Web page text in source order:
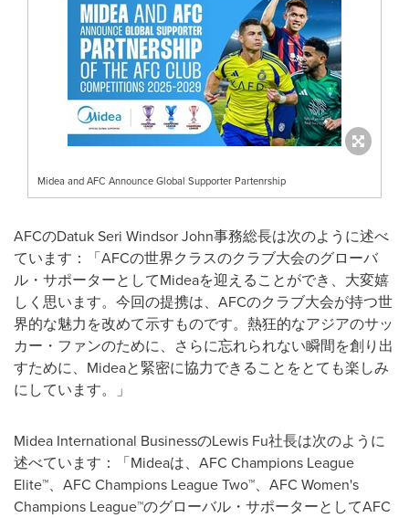
Midea and AFC Announce Global Supporter Partenrship
AFCのDatuk Seri Windsor John事務総長は次のように述べ
ています：「AFCの世界クラスのクラブ大会のグローバ
ル・サポーターとしてMideaを迎えることができ、大変嬉
しく思います。今回の提携は、 AFCのクラブ大会が持つ世
界的な魅力を改めて示すものです。熱狂的なアジアのサッ
カー・ファンのために、さらに忘れられない瞬間を創り出
すために、 Mideaと緊密に協力できることをとても楽しみ
にしています。」
Midea International BusinessのLewis Fu社長は次のように
述べています：「Mideaは、 AFC Champions League
Elite™、 AFC Champions League Two™、 AFC Women's
Champions League™のグローバル・サポーターとしてAFC